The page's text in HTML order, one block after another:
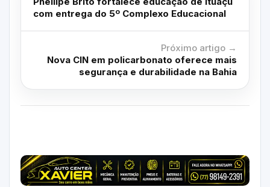
com entrega do 5º Complexo Educacional
Próximo artigo →
Nova CIN em policarbonato oferece mais
segurança e durabilidade na Bahia